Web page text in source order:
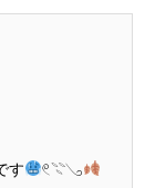
す 𓏲𓇢𓂅